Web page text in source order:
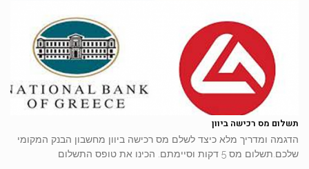
תשלום מס רכישה ביוון
הדגמה ומדריך מלא כיצד לשלם מס רכישה ביוון מחשבון הבנק המקומי
שלכם.תשלום מס 5 דקות וסיימתם. הכינו את טופס התשלום